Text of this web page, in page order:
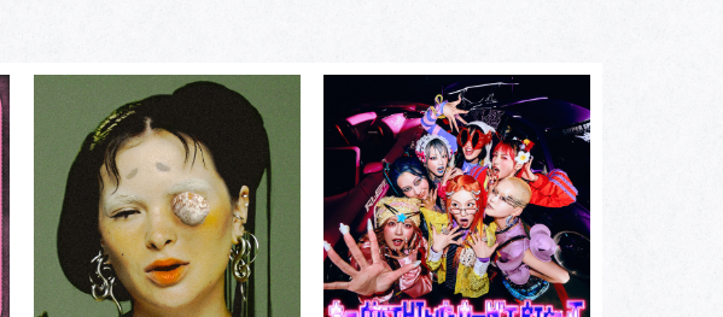
(172)
(110)